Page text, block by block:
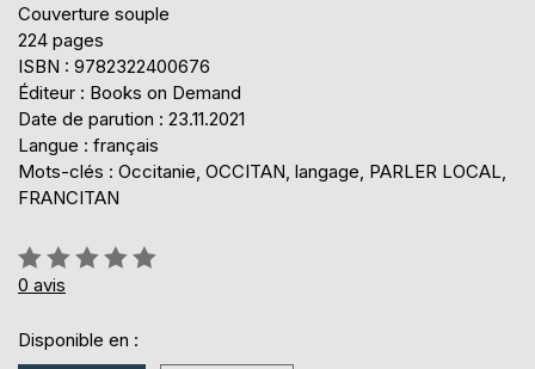
Couverture souple
224 pages
ISBN : 9782322400676
Éditeur : Books on Demand
Date de parution : 23.11.2021
Langue : français
Mots-clés : Occitanie, OCCITAN, langage, PARLER LOCAL,
FRANCITAN
Évaluation:
0%
0 avis
Disponible en :